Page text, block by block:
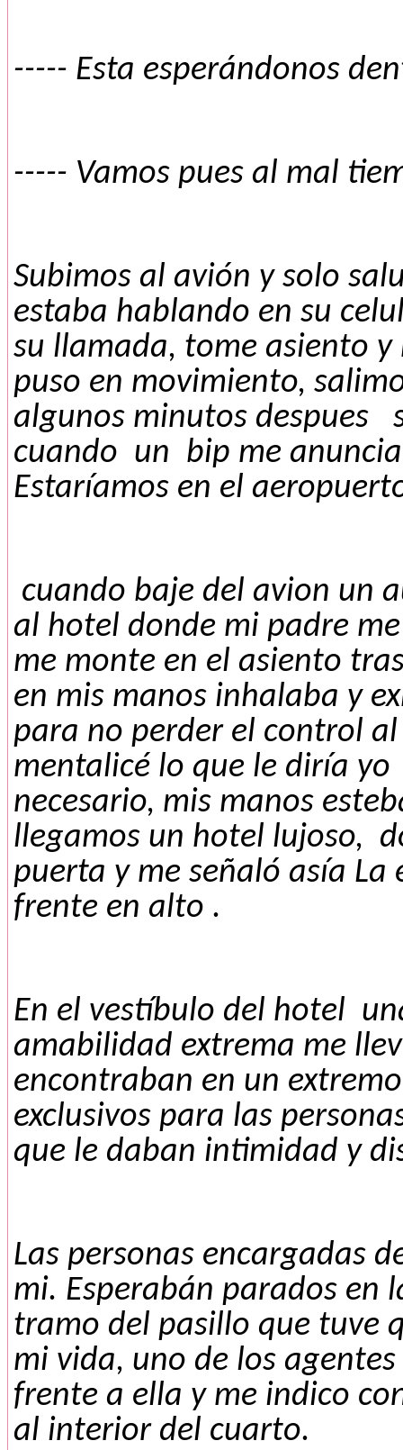
----- Esta esperándonos
----- Vamos pues al mal
Subimos al avión y solo
estaba hablando en su
su llamada, tome asiento
puso en movimiento,
algunos minutos despues
cuando un bip me
Estaríamos en el
cuando baje del avion un
al hotel donde mi padre
me monte en el asiento
en mis manos inhalaba y
para no perder el control
mentalicé lo que le diría
necesario, mis manos
llegamos un hotel lujoso,
puerta y me señaló asía
frente en alto .
En el vestíbulo del hotel u
amabilidad extrema me
encontraban en un
exclusivos para las
que le daban intimidad y
Las personas encargadas
mi. Esperabán parados en
tramo del pasillo que tuve
mi vida, uno de los
frente a ella y me indico
al interior del cuarto.